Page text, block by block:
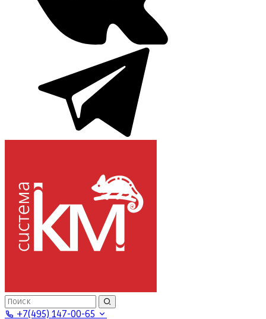
+7(495) 147-00-65